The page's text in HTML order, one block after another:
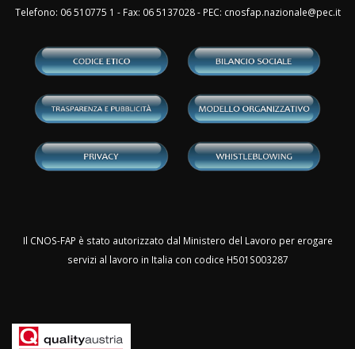
Telefono: 06 510775 1 - Fax: 06 5137028 - PEC: cnosfap.nazionale@pec.it
Il CNOS-FAP è stato autorizzato dal Ministero del Lavoro per erogare
servizi al lavoro in Italia con codice H501S003287